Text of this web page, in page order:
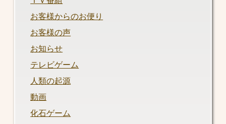
お客様からのお便り
お客様の声
お知らせ
テレビゲーム
人類の起源
動画
化石ゲーム